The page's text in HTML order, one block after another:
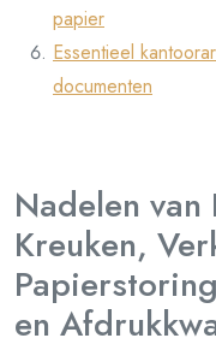
papier
Essentieel
documenten
Nadelen
Kreuken,
en